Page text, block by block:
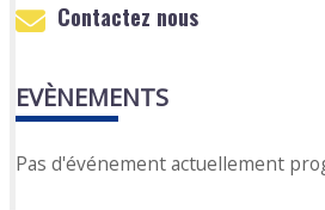
Contactez nous
EVÈNEMENTS
Pas d'événement actuellement